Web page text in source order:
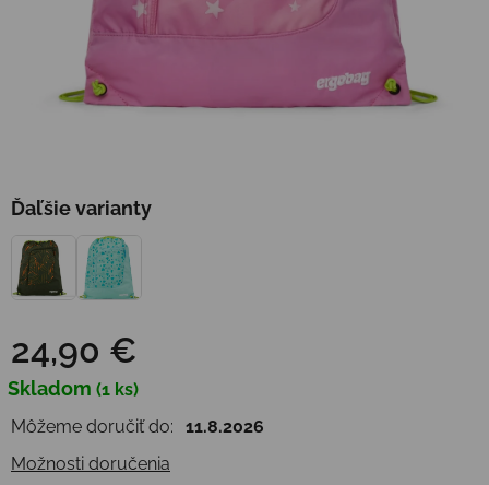
Ďaľšie varianty
24,90 €
Jednotková cena:
Skladom (1 ks)
Môžeme doručiť do:
11.8.2026
Možnosti doručenia